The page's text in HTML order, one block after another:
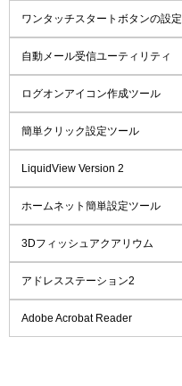
ワンタッチスタートボタンの設定
自動メール受信ユーティリティ
ログオンアイコン作成ツール
簡単クリック設定ツール
LiquidView Version 2
ホームネット簡単設定ツール
3Dフィッシュアクアリウム
アドレスステーション2
Adobe Acrobat Reader